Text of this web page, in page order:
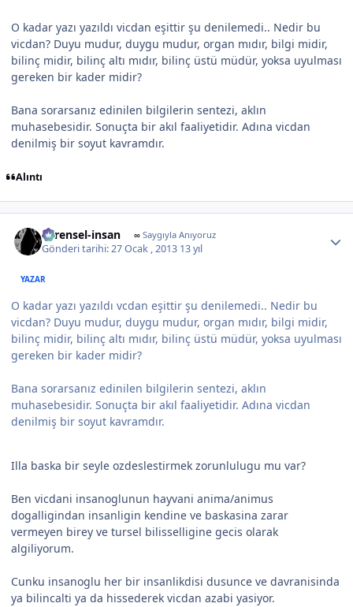
O kadar yazı yazıldı vicdan eşittir şu denilemedi.. Nedir bu
vicdan? Duyu mudur, duygu mudur, organ mıdır, bilgi midir,
bilinç midir, bilinç altı mıdır, bilinç üstü müdür, yoksa uyulması
gereken bir kader midir?
Bana sorarsanız edinilen bilgilerin sentezi, aklın
muhasebesidir. Sonuçta bir akıl faaliyetidir. Adına vicdan
denilmiş bir soyut kavramdır.
Alıntı
evrensel-insan ∞Saygıyla Anıyoruz
Gönderi tarihi:27 Ocak , 2013 13 yıl
YAZAR
O kadar yazı yazıldı vcdan eşittir şu denilemedi.. Nedir bu
vicdan? Duyu mudur, duygu mudur, organ mıdır, bilgi midir,
bilinç midir, bilinç altı mıdır, bilinç üstü müdür, yoksa uyulması
gereken bir kader midir?
Bana sorarsanız edinilen bilgilerin sentezi, aklın
muhasebesidir. Sonuçta bir akıl faaliyetidir. Adına vicdan
denilmiş bir soyut kavramdır.
Illa baska bir seyle ozdeslestirmek zorunlulugu mu var?
Ben vicdani insanoglunun hayvani anima/animus
dogalligindan insanligin kendine ve baskasina zarar
vermeyen birey ve tursel bilisselligine gecis olarak
algiliyorum.
Cunku insanoglu her bir insanlikdisi dusunce ve davranisinda
ya bilincalti ya da hissederek vicdan azabi yasiyor.